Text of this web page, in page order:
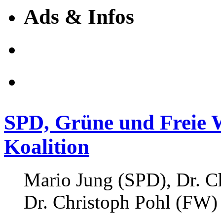
Ads & Infos
SPD, Grüne und Freie
Koalition
Mario Jung (SPD), Dr.
Dr. Christoph Pohl